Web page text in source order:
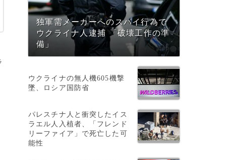
独軍需メーカーへのスパイ行為で
ウクライナ人逮捕 「破壊工作の準
備」
ウクライナの無人機605機撃
墜、ロシア国防省
パレスチナ人と衝突したイス
ラエル人入植者、「フレンド
リーファイア」で死亡した可
能性